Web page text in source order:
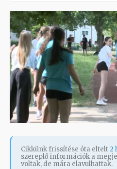
Cikkünk frissítése óta eltelt2
szereplő információk a
voltak, de mára elavulhattak.